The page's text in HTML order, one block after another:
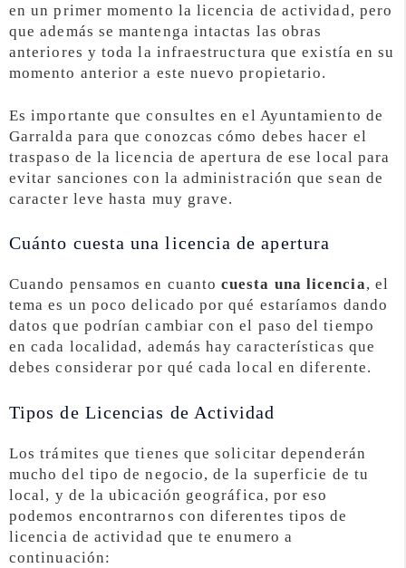
en un primer momento la licencia de actividad, pero
que además se mantenga intactas las obras
anteriores y toda la infraestructura que existía en su
momento anterior a este nuevo propietario.
Es importante que consultes en el Ayuntamiento de
Garralda para que conozcas cómo debes hacer el
traspaso de la licencia de apertura de ese local para
evitar sanciones con la administración que sean de
caracter leve hasta muy grave.
Cuánto cuesta una licencia de apertura
Cuando pensamos en cuantocuesta una licencia, el
tema es un poco delicado por qué estaríamos dando
datos que podrían cambiar con el paso del tiempo
en cada localidad, además hay características que
debes considerar por qué cada local en diferente.
Tipos de Licencias de Actividad
Los trámites que tienes que solicitar dependerán
mucho del tipo de negocio, de la superficie de tu
local, y de la ubicación geográfica, por eso
podemos encontrarnos con diferentes tipos de
licencia de actividad que te enumero a
continuación: